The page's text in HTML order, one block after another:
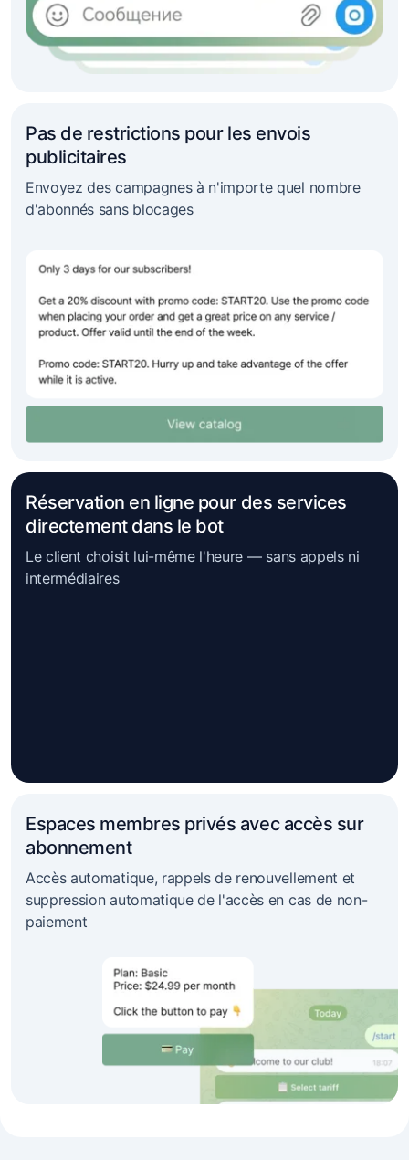
Pas de restrictions pour les envois
publicitaires
Envoyez des campagnes à n'importe quel nombre
d'abonnés sans blocages
Réservation en ligne pour des services
directement dans le bot
Le client choisit lui-même l'heure — sans appels ni
intermédiaires
Espaces membres privés avec accès sur
abonnement
Accès automatique, rappels de renouvellement et
suppression automatique de l'accès en cas de non-
paiement